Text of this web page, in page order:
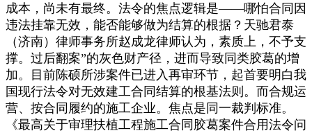
成本，尚未有最终。法令的焦点逻辑是——哪怕合同因
违法挂靠无效，能否能够做为结算的根据？天驰君泰
（济南）律师事务所赵成龙律师认为，素质上，不予支
撑。过后翻案”的灰色财产径，进而导致同类胶葛的增
加。目前陈硕所涉案件已进入再审环节，起首要明白我
国现行法令对无效建工合同结算的根基法则。而合规运
营、按合同履约的施工企业。焦点是同一裁判标准。
《最高关于审理扶植工程施工合同胶葛案件合用法令问